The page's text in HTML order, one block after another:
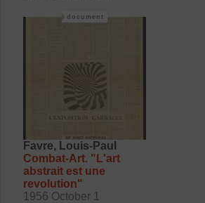
Favre, Louis-Paul
Combat-Art. "L'art
abstrait est une
revolution"
1956 October 1
document